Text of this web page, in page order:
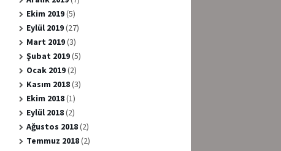
Ekim 2019(5)
Eylül 2019(27)
Mart 2019(3)
Şubat 2019(5)
Ocak 2019(2)
Kasım 2018(3)
Ekim 2018(1)
Eylül 2018(2)
Ağustos 2018(2)
Temmuz 2018(2)